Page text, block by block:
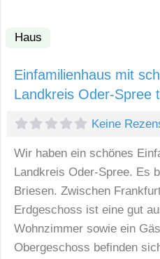
Haus
Einfamilienhaus mit
Landkreis Oder-Spree
Keine
Wir haben ein schönes
Landkreis Oder-Spree. Es
Briesen. Zwischen
Erdgeschoss ist eine gut
Wohnzimmer sowie ein
Obergeschoss befinden